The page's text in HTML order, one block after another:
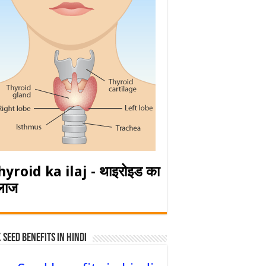
ka ilaj - थाइरोइड का
Seed Benefits in hindi